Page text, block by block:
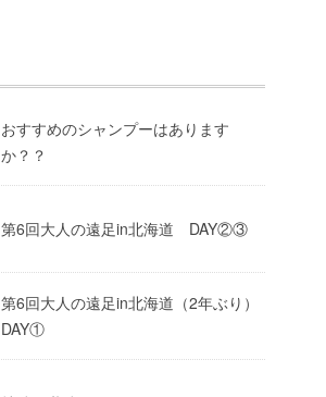
おすすめのシャンプーはあります
か？？
第6回大人の遠足in北海道 DAY②③
第6回大人の遠足in北海道（2年ぶり）
DAY①